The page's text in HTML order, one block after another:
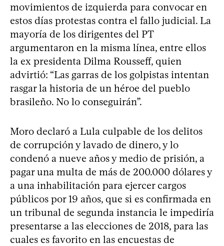
movimientos de izquierda para convocar en
estos días protestas contra el fallo judicial. La
mayoría de los dirigentes del PT
argumentaron en la misma línea, entre ellos
la ex presidenta Dilma Rousseff, quien
advirtió: “Las garras de los golpistas intentan
rasgar la historia de un héroe del pueblo
brasileño. No lo conseguirán”.
Moro declaró a Lula culpable de los delitos
de corrupción y lavado de dinero, y lo
condenó a nueve años y medio de prisión, a
pagar una multa de más de 200.000 dólares y
a una inhabilitación para ejercer cargos
públicos por 19 años, que si es confirmada en
un tribunal de segunda instancia le impediría
presentarse a las elecciones de 2018, para las
cuales es favorito en las encuestas de